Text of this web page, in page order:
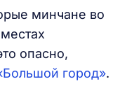
минчане во
опасно,
город».